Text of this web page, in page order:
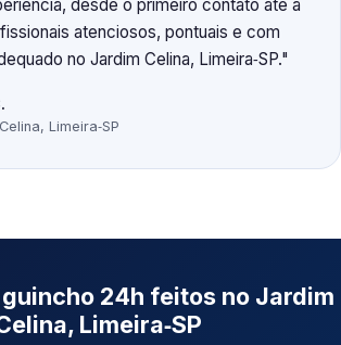
desde o primeiro contato até a
atenciosos, pontuais e com
no Jardim Celina, Limeira‑SP.
Limeira‑SP
24h feitos no Jardim
Limeira‑SP